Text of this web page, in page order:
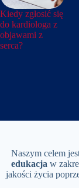
Kiedy zgłosić się
do kardiologa z
objawami z
serca?
Naszym celem
edukacja w
jakości życia